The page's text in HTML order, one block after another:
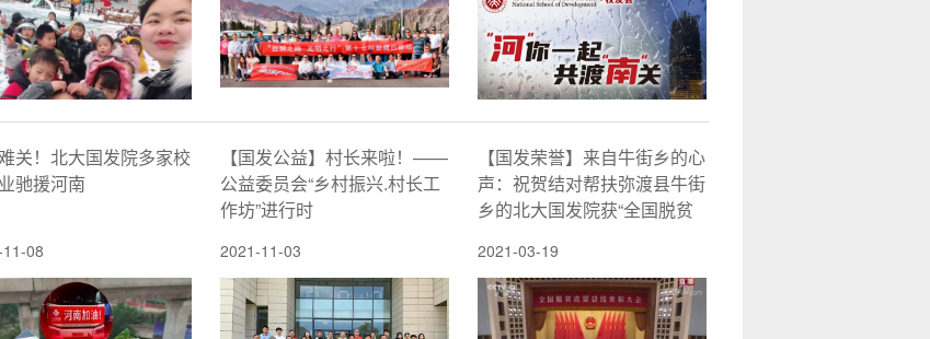
关！北大国发院多家校
驰援河南
08
【国发公益】村长来啦！——
公益委员会“乡村振兴.村长工
作坊”进行时
2021-11-03
【国发荣誉】来自牛街乡的心
声：祝贺结对帮扶弥渡县牛街
乡的北大国发院获“全国脱贫
2021-03-19